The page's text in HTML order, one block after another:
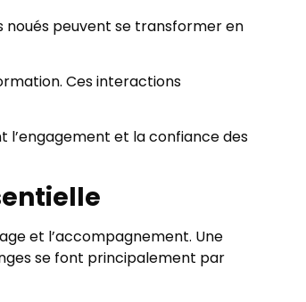
noués peuvent se transformer en
Ces interactions
et la confiance des
et l’accompagnement. Une
se font principalement par